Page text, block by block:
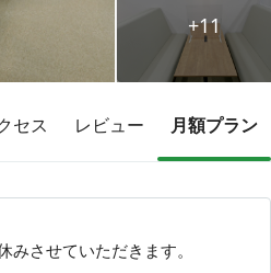
+11
セス レビュー 月額プラン
させていただきます。